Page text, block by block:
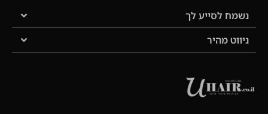
נשמח לסייע לך
ניווט מהיר